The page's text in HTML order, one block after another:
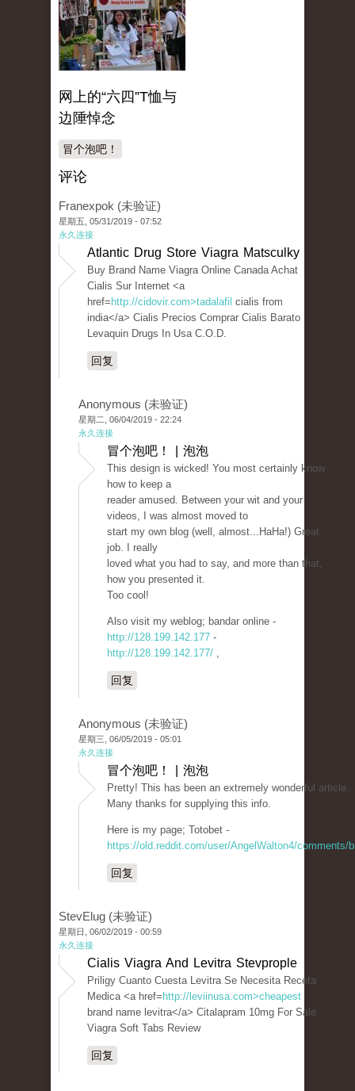
网上的“六四”T恤与
边陲悼念
冒个泡吧！
评论
Franexpok (未验证)
星期五, 05/31/2019 - 07:52
永久连接
Atlantic Drug Store Viagra Matsculky
Buy Brand Name Viagra Online Canada Achat
Cialis Sur Internet <a
href= http://cidovir.com>tadalafil cialis from
india</a> Cialis Precios Comprar Cialis Barato
Levaquin Drugs In Usa C.O.D.
回复
Anonymous (未验证)
星期二, 06/04/2019 - 22:24
永久连接
冒个泡吧！ | 泡泡
This design is wicked! You most certainly know
how to keep a
reader amused. Between your wit and your
videos, I was almost moved to
start my own blog (well, almost...HaHa!) Great
job. I really
loved what you had to say, and more than that,
how you presented it.
Too cool!
Also visit my weblog; bandar online -
http://128.199.142.177 -
http://128.199.142.177/ ,
回复
Anonymous (未验证)
星期三, 06/05/2019 - 05:01
永久连接
冒个泡吧！ | 泡泡
Pretty! This has been an extremely wonderful article.
Many thanks for supplying this info.
Here is my page; Totobet -
https://old.reddit.com/user/AngelWalton4/comments/
回复
StevElug (未验证)
星期日, 06/02/2019 - 00:59
永久连接
Cialis Viagra And Levitra Stevprople
Priligy Cuanto Cuesta Levitra Se Necesita Receta
Medica <a href= http://leviinusa.com>cheapest
brand name levitra</a> Citalapram 10mg For Sale
Viagra Soft Tabs Review
回复